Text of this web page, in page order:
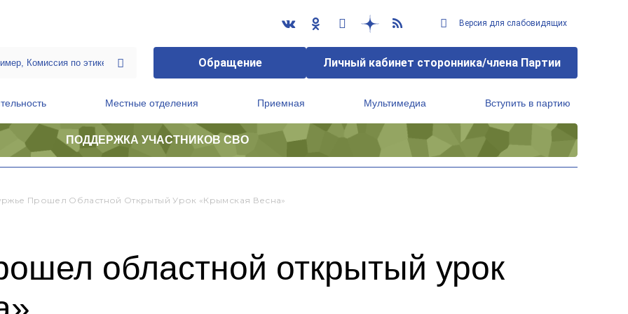
Версия для слабовидящих
Обращение Личный кабинет сторонника/члена Партии
Местные отделения Приемная Мультимедиа Вступить в партию
ПОДДЕРЖКА УЧАСТНИКОВ СВО
Прошел Областной Открытый Урок «Крымская Весна»
областной открытый урок